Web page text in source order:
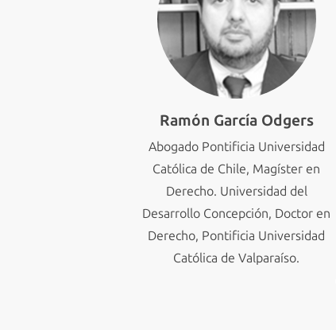
Ramón García Odgers
Abogado Pontificia Universidad
Católica de Chile, Magíster en
Derecho. Universidad del
Desarrollo Concepción, Doctor en
Derecho, Pontificia Universidad
Católica de Valparaíso.